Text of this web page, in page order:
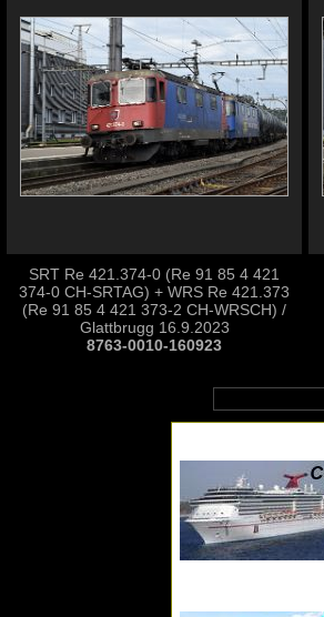
SRT Re 421.374-0 (Re 91 85 4 421
374-0 CH-SRTAG) + WRS Re 421.373
(Re 91 85 4 421 373-2 CH-WRSCH) /
Glattbrugg 16.9.2023
8763-0010-160923